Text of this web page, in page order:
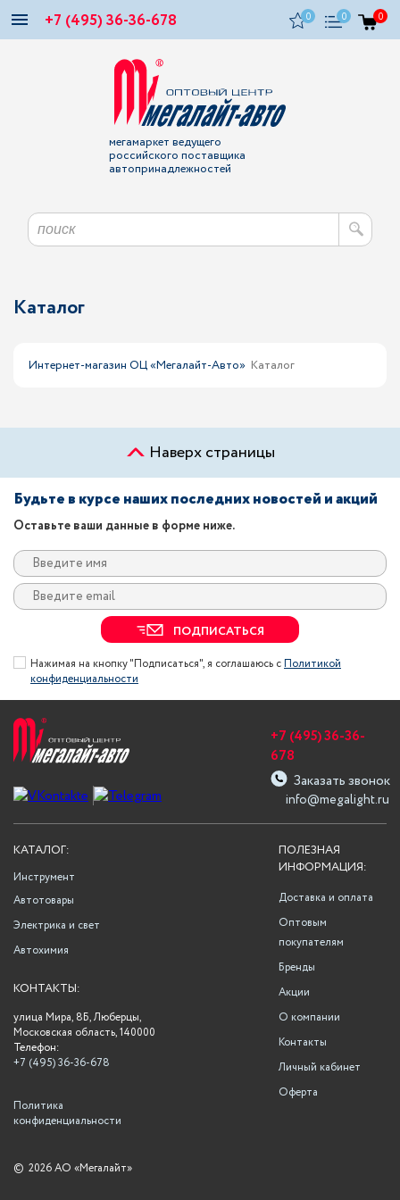
+7 (495) 36-36-678 0 0 0
мегамаркет ведущего
российского поставщика
автопринадлежностей
Каталог
Интернет-магазин ОЦ «Мегалайт-Авто» Каталог
Наверх страницы
Будьте в курсе наших последних новостей и акций
Оставьте ваши данные в форме ниже.
ПОДПИСАТЬСЯ
Нажимая на кнопку "Подписаться", я соглашаюсь сПолитикой
конфиденциальности
info@megalight.ru
+7 (495) 36-36-
678
Заказать звонок
ПОЛЕЗНАЯ
ИНФОРМАЦИЯ:
Доставка и оплата
Оптовым
покупателям
Бренды
Акции
О компании
Контакты
Личный кабинет
Оферта
КАТАЛОГ:
Инструмент
Автотовары
Электрика и свет
Автохимия
КОНТАКТЫ:
улица Мира, 8Б, Люберцы,
Московская область, 140000
Телефон:
+7 (495) 36-36-678
Политика
конфиденциальности
© 2026 АО «Мегалайт»